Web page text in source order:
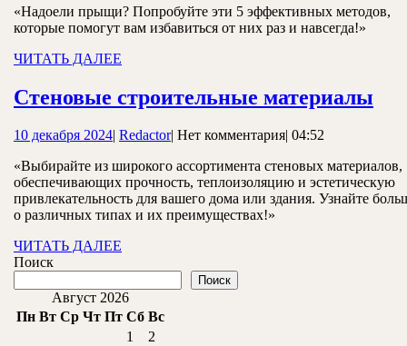
от
2024
«Надоели прыщи? Попробуйте эти 5 эффективных методов,
которые помогут вам избавиться от них раз и навсегда!»
ЧИТАТЬ ДАЛЕЕ
Стеновые строительные материалы
10 декабря 202410
2024
RedactorRedactor
| Нет комментария 04:52
«Выбирайте из широкого ассортимента стеновых материалов,
обеспечивающих прочность, теплоизоляцию и эстетическую
привлекательность для вашего дома или здания. Узнайте
о различных типах и их преимуществах!»
ЧИТАТЬ ДАЛЕЕ
Поиск
Поиск
Август 2026
Пн Вт Ср Чт Пт Сб Вс
1
2